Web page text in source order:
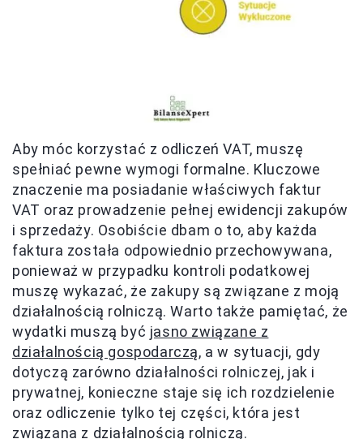
Aby móc korzystać z odliczeń VAT, muszę
spełniać pewne wymogi formalne. Kluczowe
znaczenie ma posiadanie właściwych faktur
VAT oraz prowadzenie pełnej ewidencji zakupów
i sprzedaży. Osobiście dbam o to, aby każda
faktura została odpowiednio przechowywana,
ponieważ w przypadku kontroli podatkowej
muszę wykazać, że zakupy są związane z moją
działalnością rolniczą. Warto także pamiętać, że
wydatki muszą być jasno związane z
działalnością gospodarczą, a w sytuacji, gdy
dotyczą zarówno działalności rolniczej, jak i
prywatnej, konieczne staje się ich rozdzielenie
oraz odliczenie tylko tej części, która jest
związana z działalnością rolniczą.